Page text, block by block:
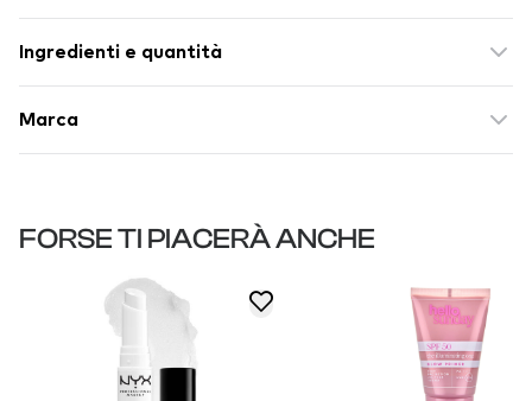
Ingredienti e quantità
Marca
FORSE TI PIACERÀ ANCHE